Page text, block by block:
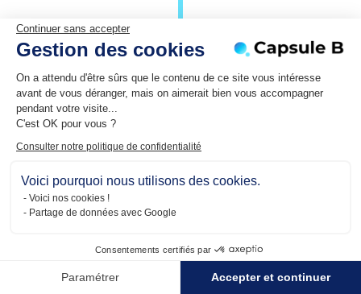
Continuer sans accepter
Gestion des cookies
On a attendu d'être sûrs que le contenu de ce site vous intéresse
avant de vous déranger, mais on aimerait bien vous accompagner
pendant votre visite...
C'est OK pour vous ?
Consulter notre politique de confidentialité
Voici pourquoi nous utilisons des cookies.
Voici nos cookies !
Partage de données avec Google
Consentements certifiés par
Paramétrer Accepter et continuer